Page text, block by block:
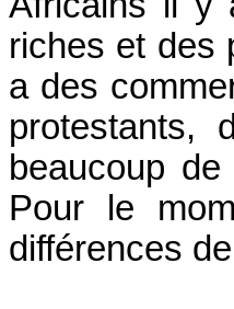
riches et des
a des
protestants,
beaucoup
Pour le
différences